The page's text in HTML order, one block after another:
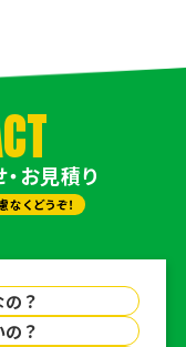
お見積り
くどうぞ！
？
？